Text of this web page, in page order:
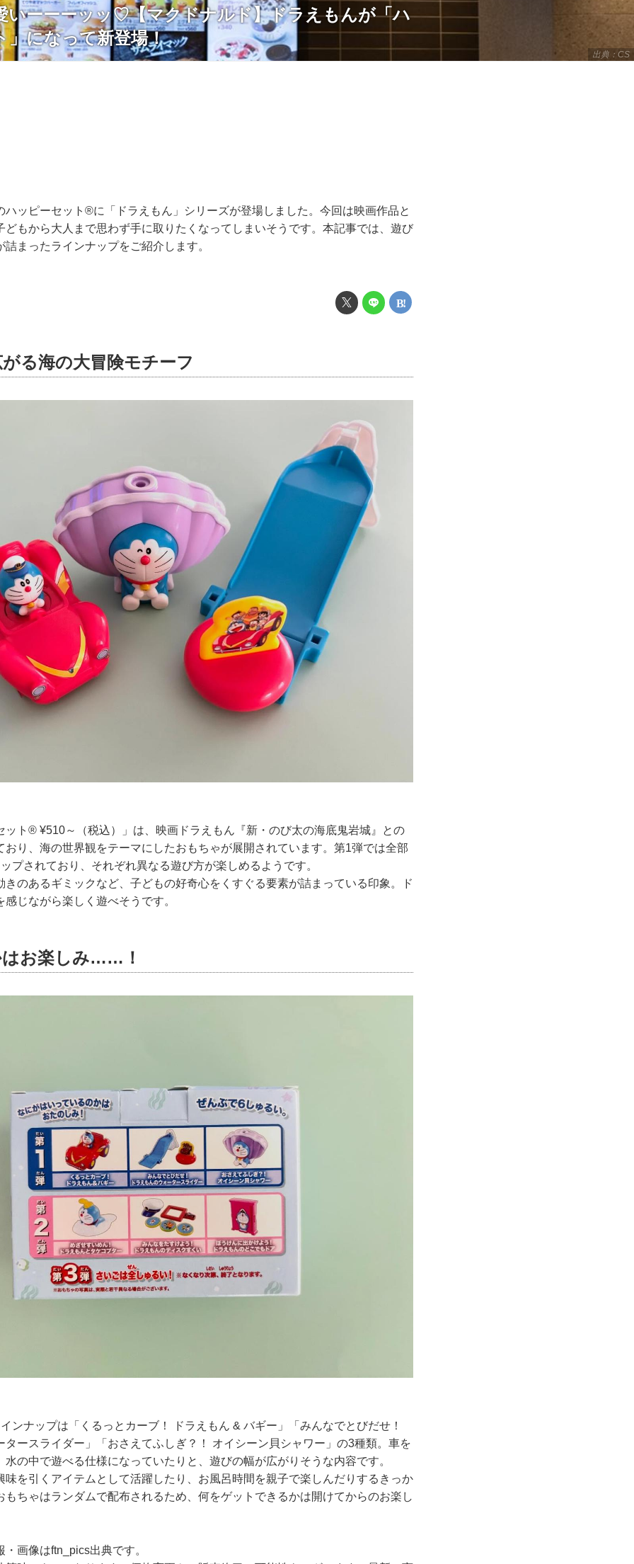
出典：CS
いーーーッッ♡【マクドナルド】ドラえもんが「ハ
」になって新登場！
ハッピーセット®に「ドラえもん」シリーズが登場しました。今回は映画作品と
どもから大人まで思わず手に取りたくなってしまいそうです。本記事では、遊び
まったラインナップをご紹介します。
る海の大冒険モチーフ
ット® ¥510～（税込）」は、映画ドラえもん『新・のび太の海底鬼岩城』との
おり、海の世界観をテーマにしたおもちゃが展開されています。第1弾では全部
プされており、それぞれ異なる遊び方が楽しめるようです。
きのあるギミックなど、子どもの好奇心をくすぐる要素が詰まっている印象。ド
じながら楽しく遊べそうです。
はお楽しみ……！
ンナップは「くるっとカーブ！ ドラえもん & バギー」「みんなでとびだせ！
タースライダー」「おさえてふしぎ？！ オイシーン貝シャワー」の3種類。車を
水の中で遊べる仕様になっていたりと、遊びの幅が広がりそうな内容です。
味を引くアイテムとして活躍したり、お風呂時間を親子で楽しんだりするきっか
もちゃはランダムで配布されるため、何をゲットできるかは開けてからのお楽し
画像はftn_pics出典です。